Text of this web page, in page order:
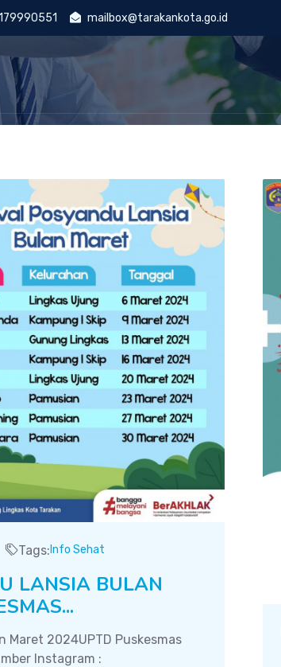
mailbox@tarakankota.go.id
Tags: Info Sehat
LANSIA BULAN
Maret 2024UPTD Puskesmas
Instagram :